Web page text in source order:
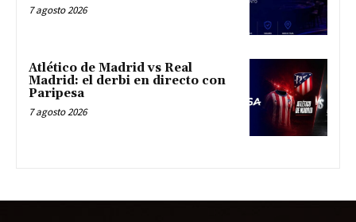
7 agosto 2026
Atlético de Madrid vs Real
Madrid: el derbi en directo con
Paripesa
7 agosto 2026